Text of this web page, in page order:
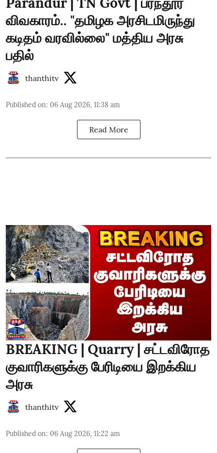
விவகாரம்.. "தமிழக அரசிடமிருந்து
கடிதம் வரவில்லை" மத்திய அரசு
பதில்
thanthitv
Published on: 06 Aug 2026, 11:38 am
Read More
BREAKING | Quarry | சட்டவிரோத
குவாரிகளுக்கு பேரிடியை இறக்கிய
அரசு
thanthitv
Published on: 06 Aug 2026, 11:22 am